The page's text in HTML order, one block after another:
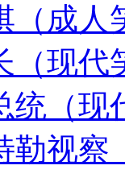
（成人
（现代
统（现
勒视察